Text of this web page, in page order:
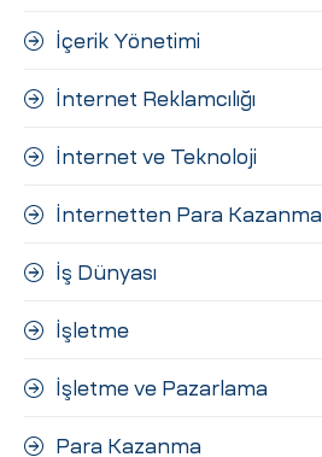
İçerik Yönetimi
İnternet Reklamcılığı
İnternet ve Teknoloji
İnternetten Para Kazanma
İş Dünyası
İşletme
İşletme ve Pazarlama
Para Kazanma